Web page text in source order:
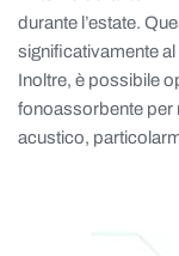
durante l’estate.
significativamente
Inoltre, è possibile
fonoassorbente per
acustico,